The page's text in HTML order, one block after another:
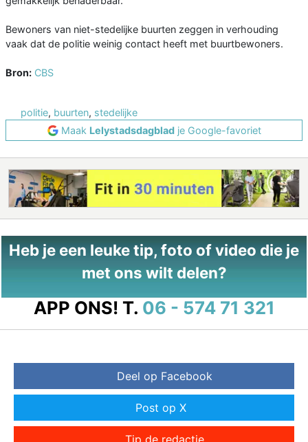
Bewoners van niet-stedelijke buurten zeggen in verhouding
vaak dat de politie weinig contact heeft met buurtbewoners.
Bron: CBS
politie, buurten, stedelijke
Maak Lelystadsdagbladje Google-favoriet
Heb je een leuke tip, foto of video die je
met ons wilt delen?
APP ONS! T. 06 - 574 71 321
Deel op Facebook
Post op X